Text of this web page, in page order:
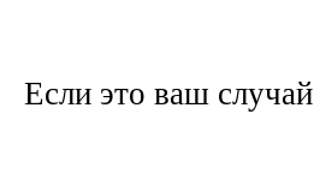
Если это ваш случай